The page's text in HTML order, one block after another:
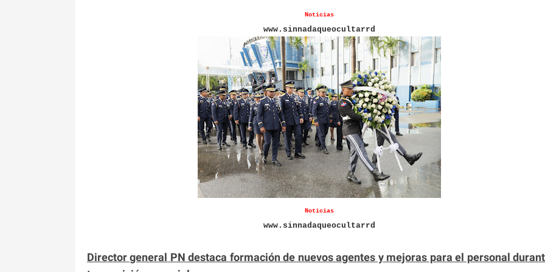
Noticias
www.sinnadaqueocultarrd
Noticias
www.sinnadaqueocultarrd
Director general PN destaca formación de nuevos agentes y mejoras para el personal